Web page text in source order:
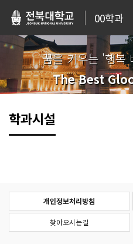
00학과
꿈을 키우는 '행복
The Best
학과시설
개인정보처리방침
찾아오시는길